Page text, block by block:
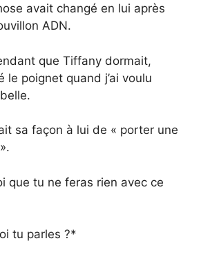
avait changé en lui après
ADN.
que Tiffany dormait,
le poignet quand j’ai voulu
sa façon à lui de « porter une
que tu ne feras rien avec ce
tu parles ?*